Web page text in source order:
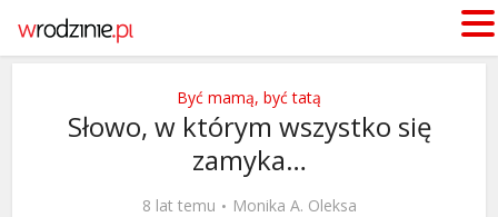
Być mamą, być tatą
Słowo, w którym wszystko się
zamyka…
8 lat temu Monika A. Oleksa